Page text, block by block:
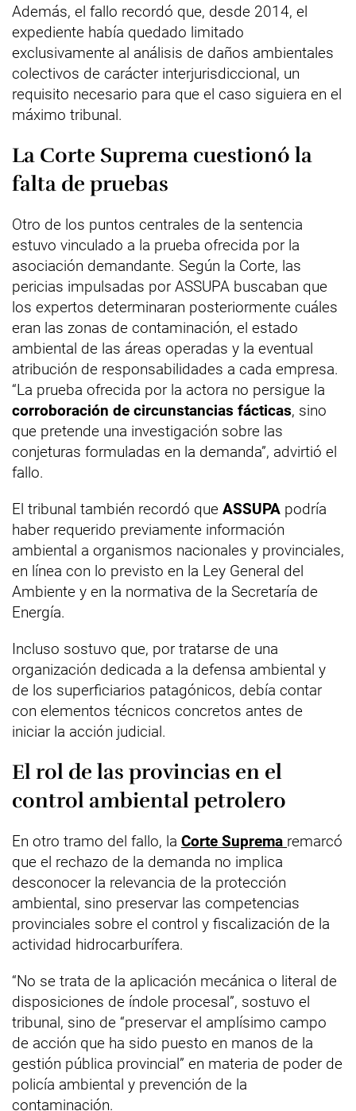
Además, el fallo recordó que, desde 2014, el
expediente había quedado limitado
exclusivamente al análisis de daños ambientales
colectivos de carácter interjurisdiccional, un
requisito necesario para que el caso siguiera en el
máximo tribunal.
La Corte Suprema cuestionó la
falta de pruebas
Otro de los puntos centrales de la sentencia
estuvo vinculado a la prueba ofrecida por la
asociación demandante. Según la Corte, las
pericias impulsadas por ASSUPA buscaban que
los expertos determinaran posteriormente cuáles
eran las zonas de contaminación, el estado
ambiental de las áreas operadas y la eventual
atribución de responsabilidades a cada empresa.
“La prueba ofrecida por la actora no persigue la
corroboración de circunstancias fácticas, sino
que pretende una investigación sobre las
conjeturas formuladas en la demanda”, advirtió el
fallo.
El tribunal también recordó que ASSUPA podría
haber requerido previamente información
ambiental a organismos nacionales y provinciales,
en línea con lo previsto en la Ley General del
Ambiente y en la normativa de la Secretaría de
Energía.
Incluso sostuvo que, por tratarse de una
organización dedicada a la defensa ambiental y
de los superficiarios patagónicos, debía contar
con elementos técnicos concretos antes de
iniciar la acción judicial.
El rol de las provincias en el
control ambiental petrolero
En otro tramo del fallo, la Corte Suprema remarcó
que el rechazo de la demanda no implica
desconocer la relevancia de la protección
ambiental, sino preservar las competencias
provinciales sobre el control y fiscalización de la
actividad hidrocarburífera.
“No se trata de la aplicación mecánica o literal de
disposiciones de índole procesal”, sostuvo el
tribunal, sino de “preservar el amplísimo campo
de acción que ha sido puesto en manos de la
gestión pública provincial” en materia de poder de
policía ambiental y prevención de la
contaminación.